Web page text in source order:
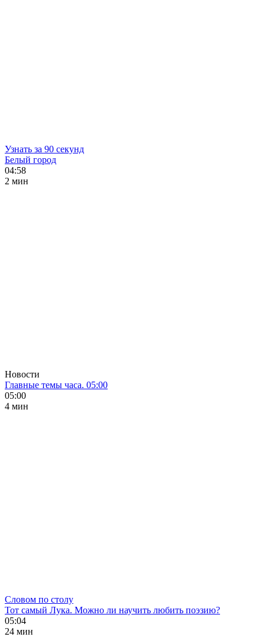
Узнать за 90 секунд
Белый город
04:58
2 мин
Новости
Главные темы часа. 05:00
05:00
4 мин
Словом по столу
Тот самый Лука. Можно ли научить любить поэзию?
05:04
24 мин